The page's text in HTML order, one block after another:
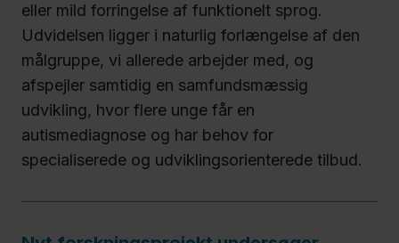
eller mild forringelse af funktionelt sprog.
Udvidelsen ligger i naturlig forlængelse af den
målgruppe, vi allerede arbejder med, og
afspejler samtidig en samfundsmæssig
udvikling, hvor flere unge får en
autismediagnose og har behov for
specialiserede og udviklingsorienterede tilbud.